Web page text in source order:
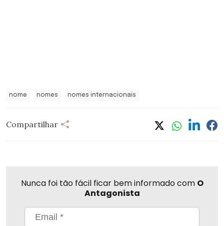
nome nomes nomes internacionais
Compartilhar
Nunca foi tão fácil ficar bem informado com O
Antagonista